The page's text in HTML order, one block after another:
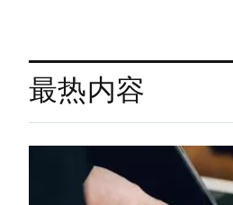
最热内容